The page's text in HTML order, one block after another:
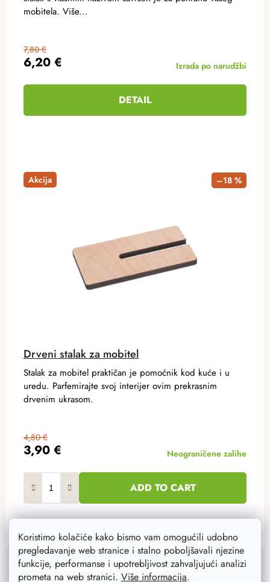
Koristimo kolačiće kako bismo vam omogućili udobno
pregledavanje web stranice i stalno poboljšavali njezine
funkcije, performanse i upotrebljivost zahvaljujući analizi
prometa na web stranici. Više informacija.
6,20 €
7,80 €
Izrada po narudžbi
DETAIL
mobitela. Više...
Akcija –18 %
Drveni stalak za mobitel
3,90 €
4,80 €
Neograničene zalihe
ADD TO CART
Stalak za mobitel praktičan je pomoćnik kod kuće i u
uredu. Parfemirajte svoj interijer ovim prekrasnim
drvenim ukrasom.
Instagram